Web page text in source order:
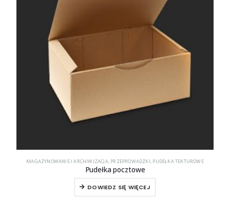
MAGAZYNOWANIE I ARCHIWIZACJA, PRZEPROWADZKI, PUDEŁKA TEKTUROWE
Pudełka pocztowe
DOWIEDZ SIĘ WIĘCEJ